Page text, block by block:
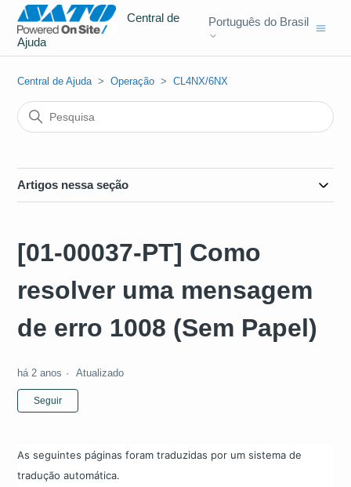
Central de
Ajuda
Português do Brasil
Central de Ajuda Operação CL4NX/6NX
Artigos nessa seção
[01-00037-PT] Como
resolver uma mensagem
de erro 1008 (Sem Papel)
há 2 anos Atualizado
Seguir
As seguintes páginas foram traduzidas por um sistema de
tradução automática.